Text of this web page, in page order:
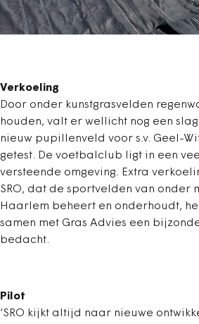
Verkoeling
Door onder kunstgrasvelden
houden, valt er wellicht nog een
nieuw pupillenveld voor s.v. Geel-
getest. De voetbalclub ligt in een
versteende omgeving. Extra
SRO, dat de sportvelden van onder
Haarlem beheert en onderhoudt,
samen met Gras Advies een
bedacht.
Pilot
‘SRO kijkt altijd naar nieuwe